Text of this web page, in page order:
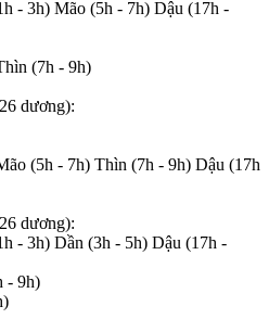
- 3h) Mão (5h - 7h) Dậu (17h -
(7h - 9h)
dương):
(5h - 7h) Thìn (7h - 9h) Dậu (17h
dương):
- 3h) Dần (3h - 5h) Dậu (17h -
- 9h)